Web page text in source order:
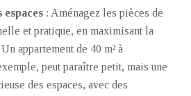
espaces : Aménagez les pièces de
et pratique, en maximisant la
appartement de 40 m² à
peut paraître petit, mais une
des espaces, avec des